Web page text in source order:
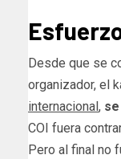
Desde que se
organizador, el
internacional,
COI fuera
Pero al final no